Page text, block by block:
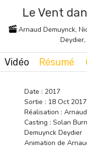
Le Vent
Arnaud Demuynck,
Vidéo Résumé
Date : 2017
Sortie : 18 Oct 2017
Réalisation :
Casting : Solan
Demuynck Deydier
Animation de